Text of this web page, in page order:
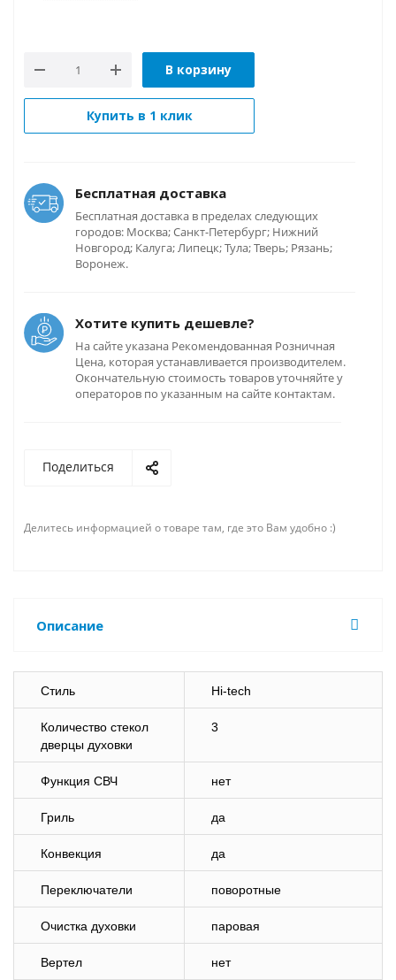
В корзину
Купить в 1 клик
Бесплатная доставка
Бесплатная доставка в пределах следующих
городов: Москва; Санкт-Петербург; Нижний
Новгород; Калуга; Липецк; Тула; Тверь; Рязань;
Воронеж.
Хотите купить дешевле?
На сайте указана Рекомендованная Розничная
Цена, которая устанавливается производителем.
Окончательную стоимость товаров уточняйте у
операторов по указанным на сайте контактам.
Поделиться
Делитесь информацией о товаре там, где это Вам удобно :)
Описание
Стиль Hi-tech
Количество стекол
дверцы духовки
3
Функция СВЧ нет
Гриль да
Конвекция да
Переключатели поворотные
Очистка духовки паровая
Вертел нет